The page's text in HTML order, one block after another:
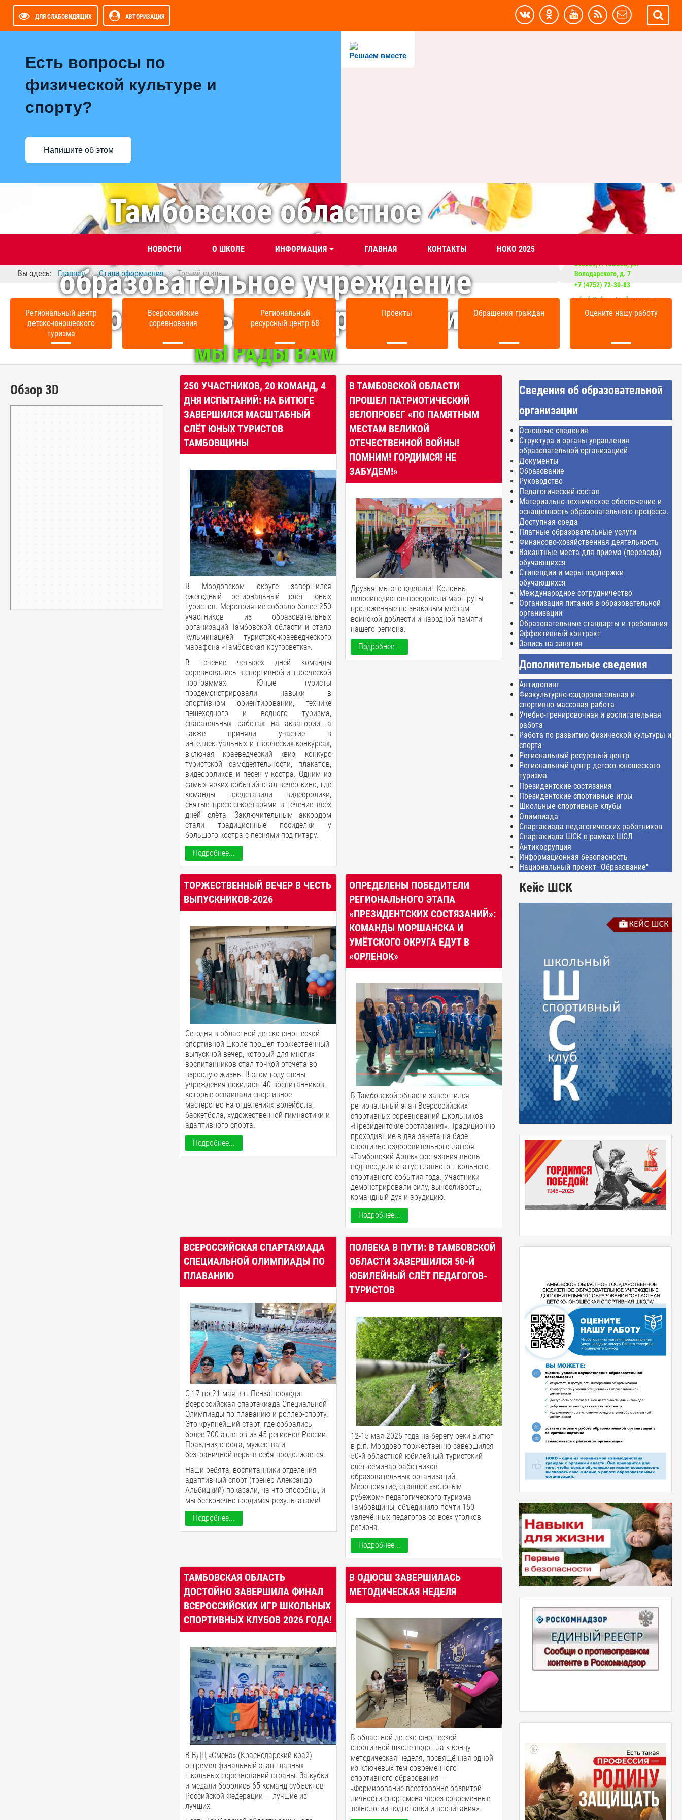
ДЛЯ СЛАБОВИДЯЩИХ АВТОРИЗАЦИЯ
Решаем вместе
Есть вопросы по
физической культуре и
спорту?
Напишите об этом
Тамбовское областное
государственное бюджетное
образовательное учреждение
дополнительного образования
МЫ РАДЫ ВАМ
392000, г. Тамбов, ул.
Володарского, д. 7
+7 (4752) 72-30-83
odush@obraz.tambov.gov.ru
НОВОСТИ О ШКОЛЕ ИНФОРМАЦИЯ ГЛАВНАЯ КОНТАКТЫ НОКО 2025
Вы здесь: Главная Стили оформления Третий стиль
Региональный центр
детско-юношеского
туризма
Всероссийские
соревнования
Региональный
ресурсный центр 68
Проекты Обращения граждан Оцените нашу работу
Обзор 3D
250 УЧАСТНИКОВ, 20 КОМАНД, 4
ДНЯ ИСПЫТАНИЙ: НА БИТЮГЕ
ЗАВЕРШИЛСЯ МАСШТАБНЫЙ
СЛЁТ ЮНЫХ ТУРИСТОВ
ТАМБОВЩИНЫ
В Мордовском округе завершился
ежегодный региональный слёт юных
туристов. Мероприятие собрало более 250
участников из образовательных
организаций Тамбовской области и стало
кульминацией туристско-краеведческого
марафона «Тамбовская кругосветка».
В течение четырёх дней команды
соревновались в спортивной и творческой
программах. Юные туристы
продемонстрировали навыки в
спортивном ориентировании, технике
пешеходного и водного туризма,
спасательных работах на акватории, а
также приняли участие в
интеллектуальных и творческих конкурсах,
включая краеведческий квиз, конкурс
туристской самодеятельности, плакатов,
видеороликов и песен у костра. Одним из
самых ярких событий стал вечер кино, где
команды представили видеоролики,
снятые пресс-секретарями в течение всех
дней слёта. Заключительным аккордом
стали традиционные посиделки у
большого костра с песнями под гитару.
Подробнее...
В ТАМБОВСКОЙ ОБЛАСТИ
ПРОШЕЛ ПАТРИОТИЧЕСКИЙ
ВЕЛОПРОБЕГ «ПО ПАМЯТНЫМ
МЕСТАМ ВЕЛИКОЙ
ОТЕЧЕСТВЕННОЙ ВОЙНЫ!
ПОМНИМ! ГОРДИМСЯ! НЕ
ЗАБУДЕМ!»
Друзья, мы это сделали! Колонны
велосипедистов преодолели маршруты,
проложенные по знаковым местам
воинской доблести и народной памяти
нашего региона.
Подробнее...
ТОРЖЕСТВЕННЫЙ ВЕЧЕР В ЧЕСТЬ
ВЫПУСКНИКОВ-2026
Сегодня в областной детско-юношеской
спортивной школе прошел торжественный
выпускной вечер, который для многих
воспитанников стал точкой отсчета во
взрослую жизнь. В этом году стены
учреждения покидают 40 воспитанников,
которые осваивали спортивное
мастерство на отделениях волейбола,
баскетбола, художественной гимнастики и
адаптивного спорта.
Подробнее...
ОПРЕДЕЛЕНЫ ПОБЕДИТЕЛИ
РЕГИОНАЛЬНОГО ЭТАПА
«ПРЕЗИДЕНТСКИХ СОСТЯЗАНИЙ»:
КОМАНДЫ МОРШАНСКА И
УМЁТСКОГО ОКРУГА ЕДУТ В
«ОРЛЕНОК»
В Тамбовской области завершился
региональный этап Всероссийских
спортивных соревнований школьников
«Президентские состязания». Традиционно
проходившие в два зачета на базе
спортивно-оздоровительного лагеря
«Тамбовский Артек» состязания вновь
подтвердили статус главного школьного
спортивного события года. Участники
демонстрировали силу, выносливость,
командный дух и эрудицию.
Подробнее...
ВСЕРОССИЙСКАЯ СПАРТАКИАДА
СПЕЦИАЛЬНОЙ ОЛИМПИАДЫ ПО
ПЛАВАНИЮ
С 17 по 21 мая в г. Пенза проходит
Всероссийская спартакиада Специальной
Олимпиады по плаванию и роллер-спорту.
Это крупнейший старт, где собрались
более 700 атлетов из 45 регионов России.
Праздник спорта, мужества и
безграничной веры в себя продолжается.
Наши ребята, воспитанники отделения
адаптивный спорт (тренер Александр
Альбицкий) показали, на что способны, и
мы бесконечно гордимся результатами!
Подробнее...
ПОЛВЕКА В ПУТИ: В ТАМБОВСКОЙ
ОБЛАСТИ ЗАВЕРШИЛСЯ 50-Й
ЮБИЛЕЙНЫЙ СЛЁТ ПЕДАГОГОВ-
ТУРИСТОВ
12-15 мая 2026 года на берегу реки Битюг
в р.п. Мордово торжественно завершился
50‑й областной юбилейный туристский
слёт‑семинар работников
образовательных организаций.
Мероприятие, ставшее «золотым
рубежом» педагогического туризма
Тамбовщины, объединило почти 150
увлечённых педагогов со всех уголков
региона.
Подробнее...
ТАМБОВСКАЯ ОБЛАСТЬ
ДОСТОЙНО ЗАВЕРШИЛА ФИНАЛ
ВСЕРОССИЙСКИХ ИГР ШКОЛЬНЫХ
СПОРТИВНЫХ КЛУБОВ 2026 ГОДА!
В ВДЦ «Смена» (Краснодарский край)
отгремел финальный этап главных
школьных соревнований страны. За кубки
и медали боролись 65 команд субъектов
Российской Федерации — лучшие из
лучших.
В ОДЮСШ ЗАВЕРШИЛАСЬ
МЕТОДИЧЕСКАЯ НЕДЕЛЯ
В областной детско-юношеской
спортивной школе подошла к концу
методическая неделя, посвящённая одной
из ключевых тем современного
спортивного образования —
«Формирование всесторонне развитой
личности спортсмена через современные
технологии подготовки и воспитания».
Сведения об образовательной
организации
Основные сведения
Структура и органы управления
образовательной организацией
Документы
Образование
Руководство
Педагогический состав
Материально-техническое обеспечение и
оснащенность образовательного процесса.
Доступная среда
Платные образовательные услуги
Финансово-хозяйственная деятельность
Вакантные места для приема (перевода)
обучающихся
Стипендии и меры поддержки
обучающихся
Международное сотрудничество
Организация питания в образовательной
организации
Образовательные стандарты и требования
Эффективный контракт
Запись на занятия
Дополнительные сведения
Антидопинг
Физкультурно-оздоровительная и
спортивно-массовая работа
Учебно-тренировочная и воспитательная
работа
Работа по развитию физической культуры и
спорта
Региональный ресурсный центр
Региональный центр детско-юношеского
туризма
Президентские состязания
Президентские спортивные игры
Школьные спортивные клубы
Олимпиада
Спартакиада педагогических работников
Спартакиада ШСК в рамках ШСЛ
Антикоррупция
Информационная безопасность
Национальный проект "Образование"
Кейс ШСК